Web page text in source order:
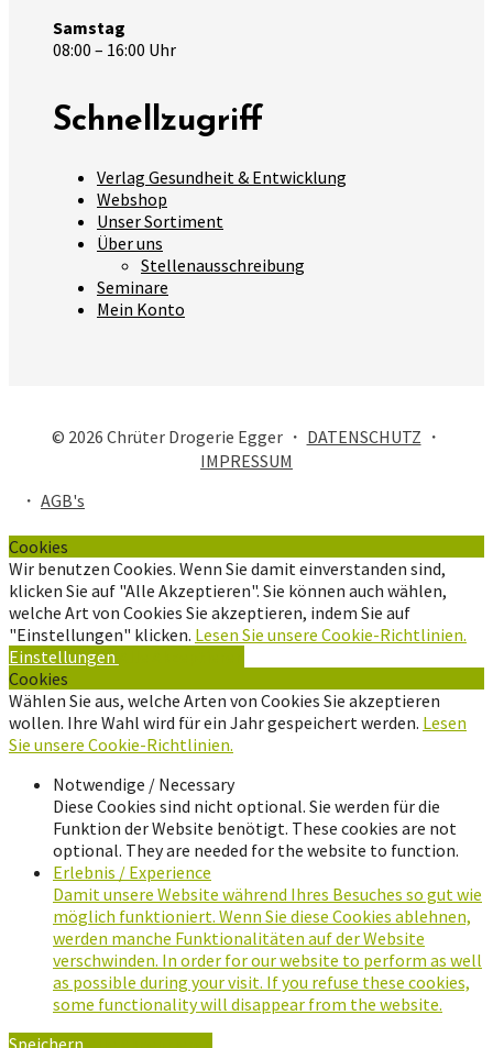
Samstag
08:00 – 16:00 Uhr
Schnellzugriff
Verlag Gesundheit & Entwicklung
Webshop
Unser Sortiment
Über uns
Stellenausschreibung
Seminare
Mein Konto
© 2026 Chrüter Drogerie Egger ・ DATENSCHUTZ ・
IMPRESSUM
・ AGB's
Cookies
Wir benutzen Cookies. Wenn Sie damit einverstanden sind,
klicken Sie auf "Alle Akzeptieren". Sie können auch wählen,
welche Art von Cookies Sie akzeptieren, indem Sie auf
"Einstellungen" klicken. Lesen Sie unsere Cookie-Richtlinien.
Einstellungen
Cookies
Wählen Sie aus, welche Arten von Cookies Sie akzeptieren
wollen. Ihre Wahl wird für ein Jahr gespeichert werden. Lesen
Sie unsere Cookie-Richtlinien.
Notwendige / Necessary
Diese Cookies sind nicht optional. Sie werden für die
Funktion der Website benötigt. These cookies are not
optional. They are needed for the website to function.
Erlebnis / Experience
Damit unsere Website während Ihres Besuches so gut wie
möglich funktioniert. Wenn Sie diese Cookies ablehnen,
werden manche Funktionalitäten auf der Website
verschwinden. In order for our website to perform as well
as possible during your visit. If you refuse these cookies,
some functionality will disappear from the website.
Speichern